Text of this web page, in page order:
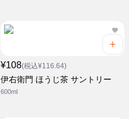
¥108(税込¥116.64)
伊右衛門 ほうじ茶 サントリー
600ml